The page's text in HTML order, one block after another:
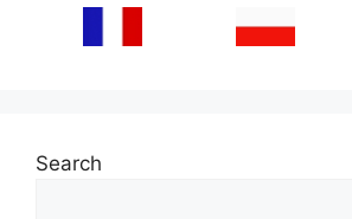
Search